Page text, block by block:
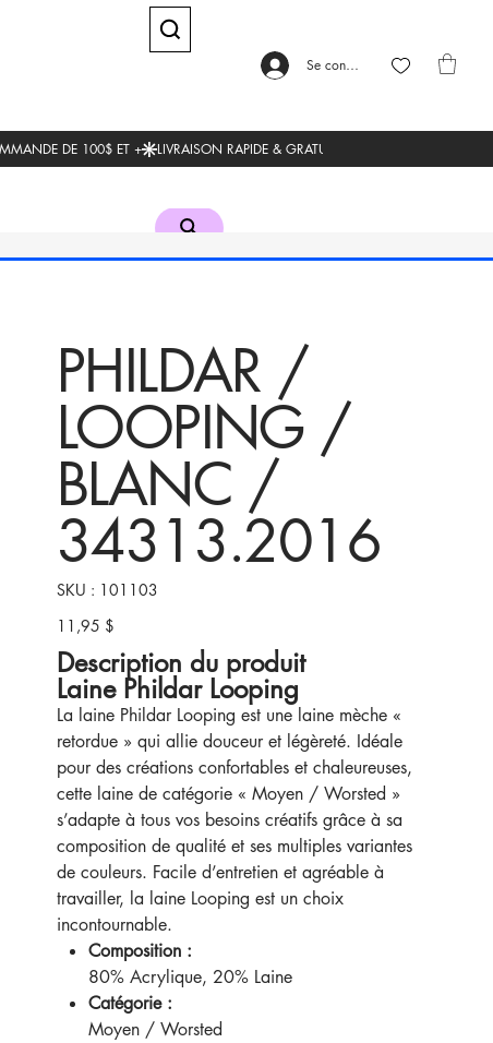
Se connecter
PHILDAR /
LOOPING /
BLANC /
34313.2016
SKU :
SKU
101103
101103
Prix
11,95 $
Description du produit
Laine Phildar Looping
La laine Phildar Looping est une laine mèche «
retordue » qui allie douceur et légèreté. Idéale
pour des créations confortables et chaleureuses,
cette laine de catégorie « Moyen / Worsted »
s’adapte à tous vos besoins créatifs grâce à sa
composition de qualité et ses multiples variantes
de couleurs. Facile d’entretien et agréable à
travailler, la laine Looping est un choix
incontournable.
Composition :
80% Acrylique, 20% Laine
Catégorie :
Moyen / Worsted